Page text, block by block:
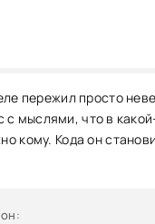
пережил просто
с мыслями, что в
кому. Кода он
: